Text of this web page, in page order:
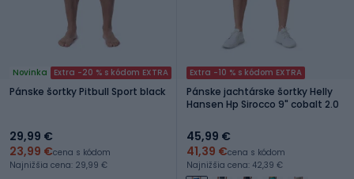
Novinka Extra -20 % s kódom EXTRA
Pánske šortky Pitbull Sport black
29,99 €
23,99 €cena s kódom
Najnižšia cena: 29,99 €
Extra -10 % s kódom EXTRA
Pánske jachtárske šortky Helly
Hansen Hp Sirocco 9" cobalt 2.0
45,99 €
41,39 €cena s kódom
Najnižšia cena: 42,39 €